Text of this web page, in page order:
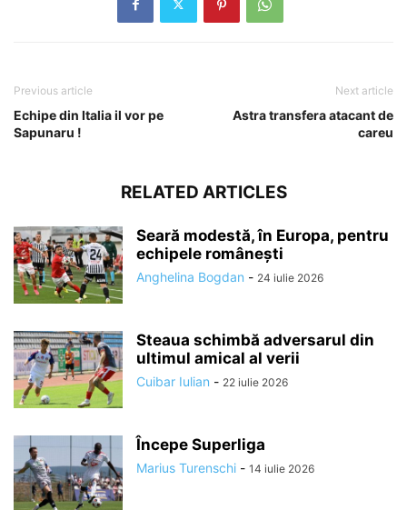
Previous article
Echipe din Italia il vor pe
Sapunaru !
Next article
Astra transfera atacant de
careu
RELATED ARTICLES
Seară modestă, în Europa, pentru
echipele românești
Anghelina Bogdan - 24 iulie 2026
Steaua schimbă adversarul din
ultimul amical al verii
Cuibar Iulian - 22 iulie 2026
Începe Superliga
Marius Turenschi - 14 iulie 2026